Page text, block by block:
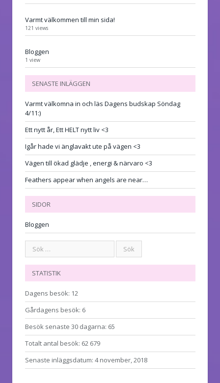
Varmt välkommen till min sida!
121 views
Bloggen
1 view
SENASTE INLÄGGEN
Varmt välkomna in och läs Dagens budskap Söndag
4/11:)
Ett nytt år, Ett HELT nytt liv <3
Igår hade vi änglavakt ute på vägen <3
Vägen till ökad glädje , energi & närvaro <3
Feathers appear when angels are near…
SIDOR
Bloggen
STATISTIK
Dagens besök: 12
Gårdagens besök: 6
Besök senaste 30 dagarna: 65
Totalt antal besök: 62 679
Senaste inläggsdatum: 4 november, 2018